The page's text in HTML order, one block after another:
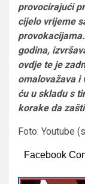
provocirajući
cijelo vrijeme
godina,
ovdje te je
omalovažava i
ću u skladu s
korake da
Foto: Youtube
Facebook